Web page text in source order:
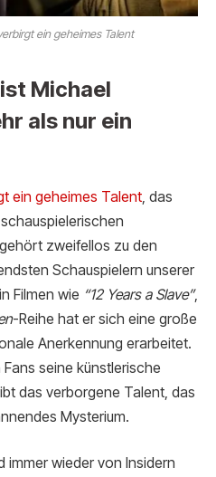
ein geheimes Talent
Michael
als nur ein
ein geheimes Talent, das
zweifellos zu den
Schauspielern unserer
Filmen wie “12 Years a Slave”,
-Reihe hat er sich eine große
Anerkennung erarbeitet.
seine künstlerische
das verborgene Talent, das
Mysterium.
immer wieder von Insidern